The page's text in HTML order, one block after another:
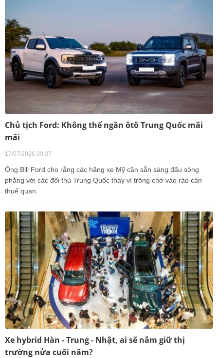
Chủ tịch Ford: Không thể ngăn ôtô Trung Quốc mãi
mãi
17/07/2026 09:37
Ông Bill Ford cho rằng các hãng xe Mỹ cần sẵn sàng đấu sòng
phẳng với các đối thủ Trung Quốc thay vì trông chờ vào rào cản
thuế quan.
Xe hybrid Hàn - Trung - Nhật, ai sẽ nắm giữ thị
trường nửa cuối năm?